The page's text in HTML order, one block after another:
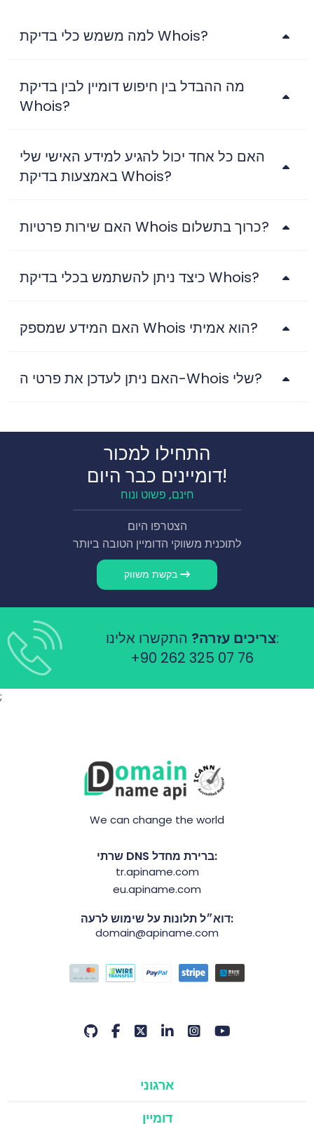
למה משמש כלי בדיקת Whois?
מה ההבדל בין חיפוש דומיין לבין בדיקת
Whois?
האם כל אחד יכול להגיע למידע האישי שלי
באמצעות בדיקת Whois?
האם שירות פרטיות Whois כרוך בתשלום?
כיצד ניתן להשתמש בכלי בדיקת Whois?
האם המידע שמספק Whois הוא אמיתי?
האם ניתן לעדכן את פרטי ה-Whois שלי?
התחילו למכור
דומיינים כבר היום!
חינם, פשוט ונוח
הצטרפו היום
לתוכנית משווקי הדומיין הטובה ביותר
צריכים עזרה?התקשרו אלינו:
+90 262 325 07 76
;
We can change the world
שרתי DNS ברירת מחדל:
tr.apiname.com
eu.apiname.com
דוא״ל תלונות על שימוש לרעה:
domain@apiname.com
ארגוני
דומיין